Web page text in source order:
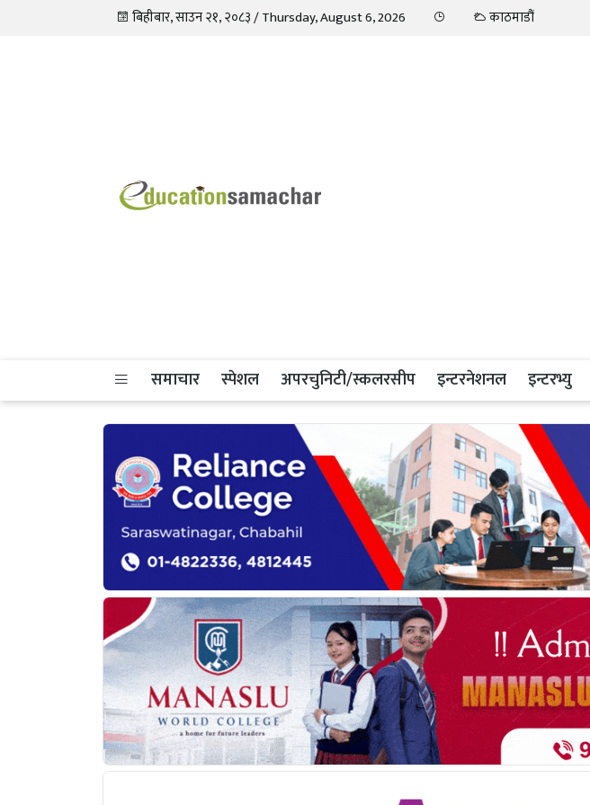
बिहीबार, साउन २१, २०८३ / Thursday, August 6, 2026 काठमाडौं
समाचार स्पेशल अपरचुनिटी/स्कलरसीप इन्टरनेशनल इन्टरभ्यु